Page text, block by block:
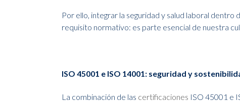
Por ello, integrar la seguridad y salud laboral
requisito normativo: es parte esencial de nuestra
ISO 45001 e ISO 14001: seguridad y
La combinación de las certificaciones ISO 45001 e